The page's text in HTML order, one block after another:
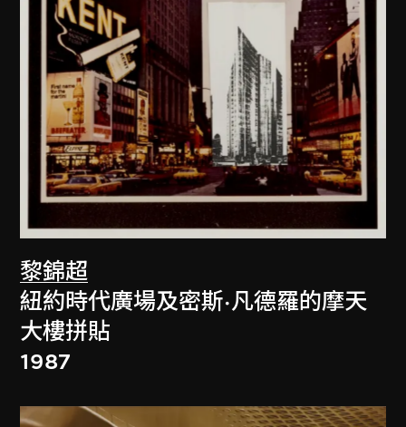
黎錦超
紐約時代廣場及密斯·凡德羅的摩天
大樓拼貼
1987